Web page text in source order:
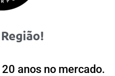
anos no mercado.